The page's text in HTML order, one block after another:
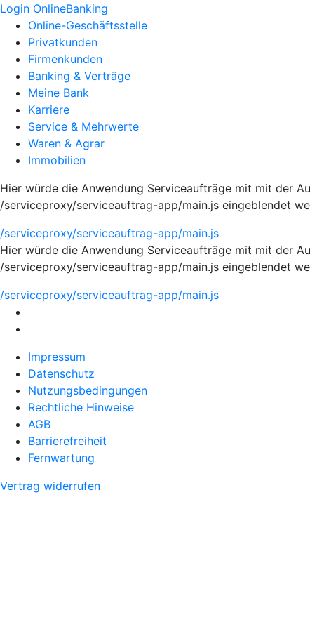
Login OnlineBanking
Online-Geschäftsstelle
Privatkunden
Firmenkunden
Banking & Verträge
Meine Bank
Karriere
Service & Mehrwerte
Waren & Agrar
Immobilien
Hier würde die Anwendung Serviceaufträge mit mit der
/serviceproxy/serviceauftrag-app/main.js eingeblendet
/serviceproxy/serviceauftrag-app/main.js
Hier würde die Anwendung Serviceaufträge mit mit der
/serviceproxy/serviceauftrag-app/main.js eingeblendet
/serviceproxy/serviceauftrag-app/main.js
Impressum
Datenschutz
Nutzungsbedingungen
Rechtliche Hinweise
AGB
Barrierefreiheit
Fernwartung
Vertrag widerrufen